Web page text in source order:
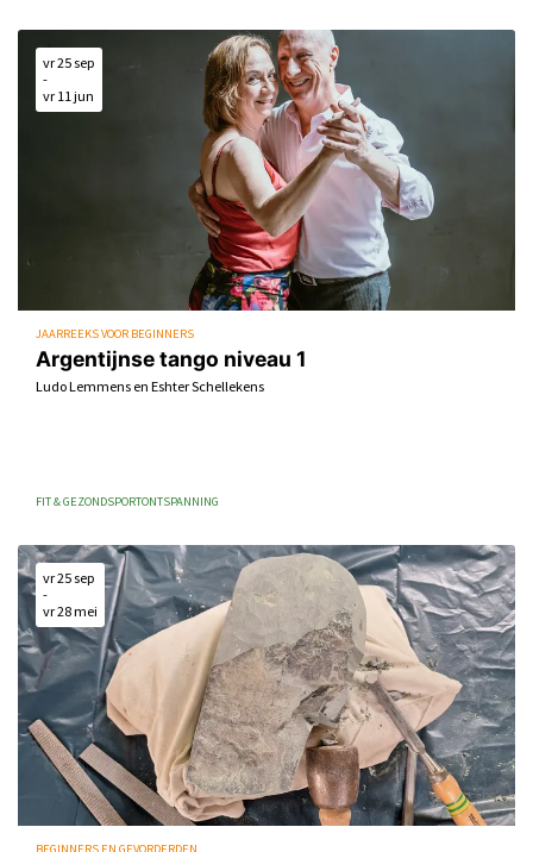
Argentijnse tango niveau 1
Ludo Lemmens en Eshter Schellekens
JAARREEKS VOOR BEGINNERS
vr 25 sep
-
vr 11 jun
FIT & GEZONDSPORTONTSPANNING
vr 25 sep
-
vr 28 mei